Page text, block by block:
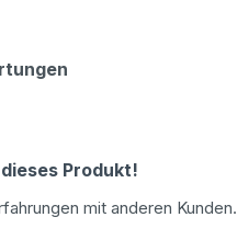
Produkt!
mit anderen Kunden.